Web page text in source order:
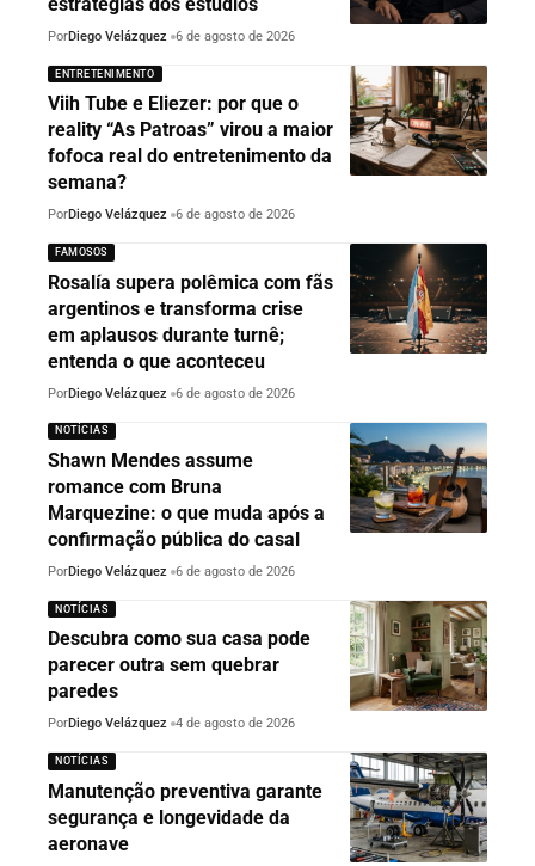
PorDiego Velázquez 6 de agosto de 2026
ENTRETENIMENTO
Viih Tube e Eliezer: por que o
reality “As Patroas” virou a maior
fofoca real do entretenimento da
semana?
PorDiego Velázquez 6 de agosto de 2026
FAMOSOS
Rosalía supera polêmica com fãs
argentinos e transforma crise
em aplausos durante turnê;
entenda o que aconteceu
PorDiego Velázquez 6 de agosto de 2026
NOTÍCIAS
Shawn Mendes assume
romance com Bruna
Marquezine: o que muda após a
confirmação pública do casal
PorDiego Velázquez 6 de agosto de 2026
NOTÍCIAS
Descubra como sua casa pode
parecer outra sem quebrar
paredes
PorDiego Velázquez 4 de agosto de 2026
NOTÍCIAS
Manutenção preventiva garante
segurança e longevidade da
aeronave